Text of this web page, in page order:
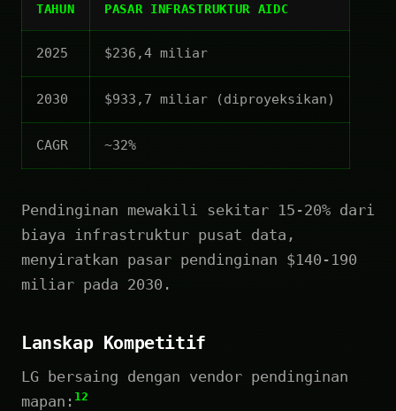
TAHUN PASAR INFRASTRUKTUR AIDC
2025 $236,4 miliar
2030 $933,7 miliar (diproyeksikan)
CAGR ~32%
Pendinginan mewakili sekitar 15-20% dari
biaya infrastruktur pusat data,
menyiratkan pasar pendinginan $140-190
miliar pada 2030.
Lanskap Kompetitif
LG bersaing dengan vendor pendinginan
mapan: 12